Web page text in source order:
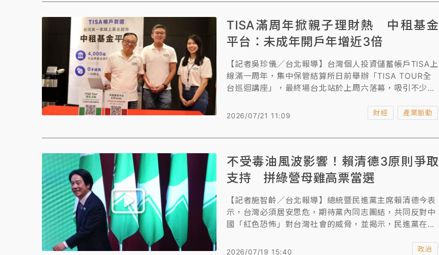
TISA滿周年掀親子理財熱 中租基金
平台：未成年開戶年增近3倍
【記者吳珍儀／台北報導】台灣個人投資儲蓄帳戶TISA上
線滿一周年，集中保管結算所日前舉辦「TISA TOUR全
台巡迴講座」，最終場台北站於上周六落幕，吸引不少民
家開辦TISA帳戶的民營基金平台中租基金平台，也於現場
加，反映親子理財需求持續升溫。
2026/07/21 11:09 財經 產業脈動
不受毒油風波影響！賴清德3原則爭取
支持 拼綠營母雞高票當選
【記者施智齡／台北報導】總統暨民進黨主席賴清德今表
示，台灣必須居安思危，期待黨內同志團結，共同反對中
國「紅色恐怖」對台灣社會的威脅，並揭示，民進黨在年
黨，就是選擇穩健改革、選擇更好的生活、選擇台灣持續
2026/07/19 15:40 政治